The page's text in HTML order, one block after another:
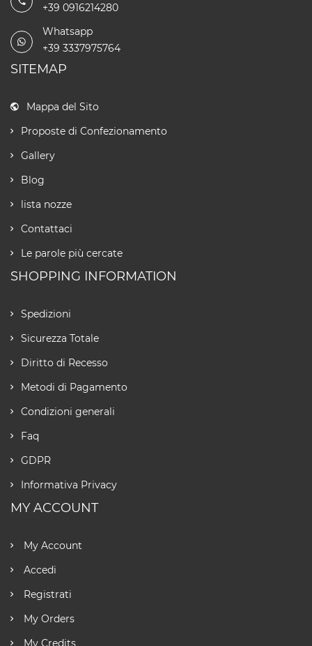
+39 0916214280
Whatsapp
+39 3337975764
SITEMAP
Mappa del Sito
Proposte di Confezionamento
Gallery
Blog
lista nozze
Contattaci
Le parole più cercate
SHOPPING INFORMATION
Spedizioni
Sicurezza Totale
Diritto di Recesso
Metodi di Pagamento
Condizioni generali
Faq
GDPR
Informativa Privacy
MY ACCOUNT
My Account
Accedi
Registrati
My Orders
My Credits